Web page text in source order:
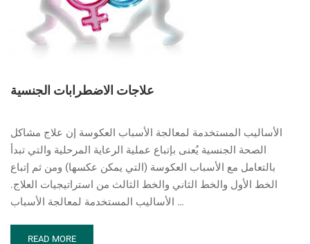
علاجات الاضطرابات الجنسية
الأساليب المستخدمة لمعالجة الأسباب العكوسة إن علاج مشاكل
الصحة الجنسية يُعنى بإتباع عملية الرعاية المرحلية والتي تبدأ
بالتعامل مع الأسباب العكوسة (التي يمكن عكسها) ومن ثم إتباع
الخط الأول والخط الثاني والخط الثالث من استراتيجيات العلاج.
الأساليب المستخدمة لمعالجة الأسباب …
READ
READ MORE